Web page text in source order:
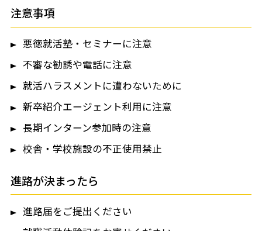
注意事項
悪徳就活塾・セミナーに注意
不審な勧誘や電話に注意
就活ハラスメントに遭わないために
新卒紹介エージェント利用に注意
長期インターン参加時の注意
校舎・学校施設の不正使用禁止
進路が決まったら
進路届をご提出ください